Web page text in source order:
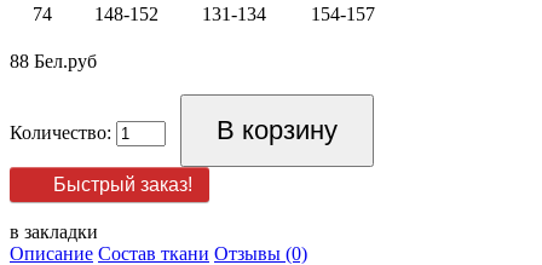
74
148-152 131-134 154-157
88 Бел.руб
Количество:
Быстрый заказ!
в закладки
Описание Состав ткани Отзывы (0)